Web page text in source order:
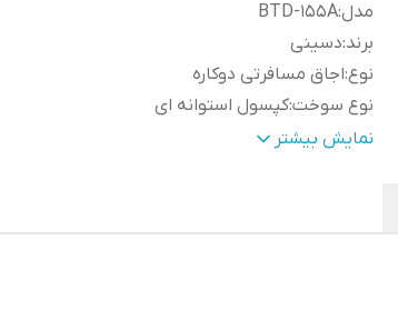
مدل:
BTD-155A
برند:دسینی
نوع:اجاق مسافرتی دوکاره
نوع سوخت:کپسول استوانه ای
فندک: دارد
کیف:دارد
نمایش بیشتر